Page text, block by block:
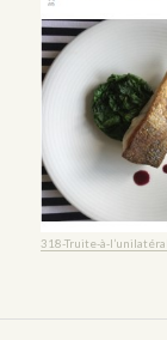
318-Truite-à-